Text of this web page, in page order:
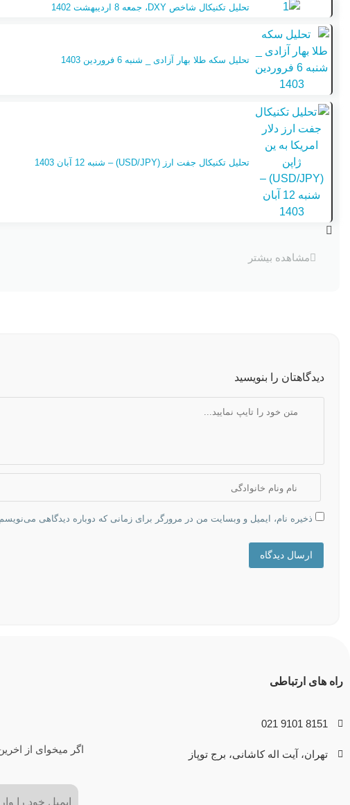
تحلیل تکنیکال شاخص DXY، جمعه 8 اردیبهشت 1402
تحلیل سکه طلا بهار آزادی _ شنبه 6 فروردین 1403
تحلیل تکنیکال جفت ارز (USD/JPY) – شنبه 12 آبان 1403
مشاهده بیشتر
دیدگاهتان را بنویسید
ذخیره نام، ایمیل و وبسایت من در مرورگر برای زمانی که دوباره دیدگاهی
ارسال دیدگاه
راه های ارتباطی
8151 9101 021
تهران، آیت اله کاشانی، برج توپاز اگر میخوای از
ایمیل